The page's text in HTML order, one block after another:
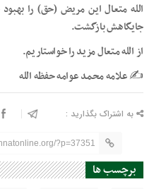
الله متعال این مریض (حق) را
جایگاهش بازگشت.
از الله متعال مزید را خواستاریم.
✍️ علامه محمد عوامه حفظه الله
به اشتراک بگذارید :
?p=37351
برچسب ها